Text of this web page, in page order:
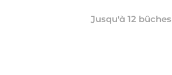
Jusqu'à 12 bûches